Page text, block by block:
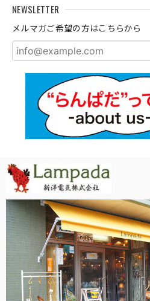
NEWSLETTER
メルマガご希望の方はこちらから